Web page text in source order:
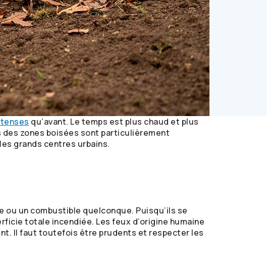
qu’avant. Le temps est plus chaud et plus
zones boisées sont particulièrement
grands centres urbains.
un combustible quelconque. Puisqu’ils se
totale incendiée. Les feux d’origine humaine
Il faut toutefois être prudents et respecter les